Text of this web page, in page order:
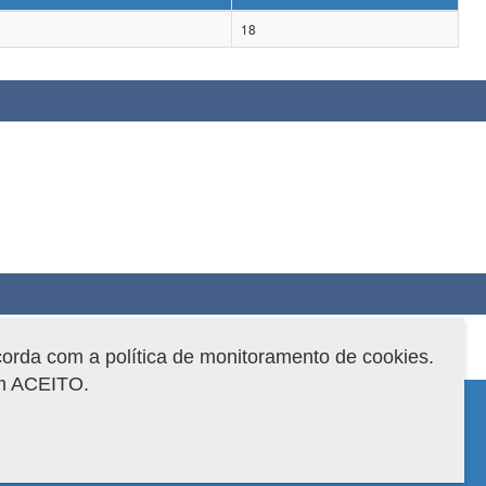
18
com a política de monitoramento de cookies.
ACEITO.